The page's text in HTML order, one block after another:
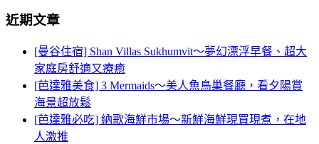
近期文章
[曼谷住宿] Shan Villas Sukhumvit～夢幻漂浮早餐、超大
家庭房舒適又療癒
[芭達雅美食] 3 Mermaids～美人魚鳥巢餐廳，看夕陽賞
海景超放鬆
[芭達雅必吃] 納歌海鮮市場～新鮮海鮮現買現煮，在地
人激推